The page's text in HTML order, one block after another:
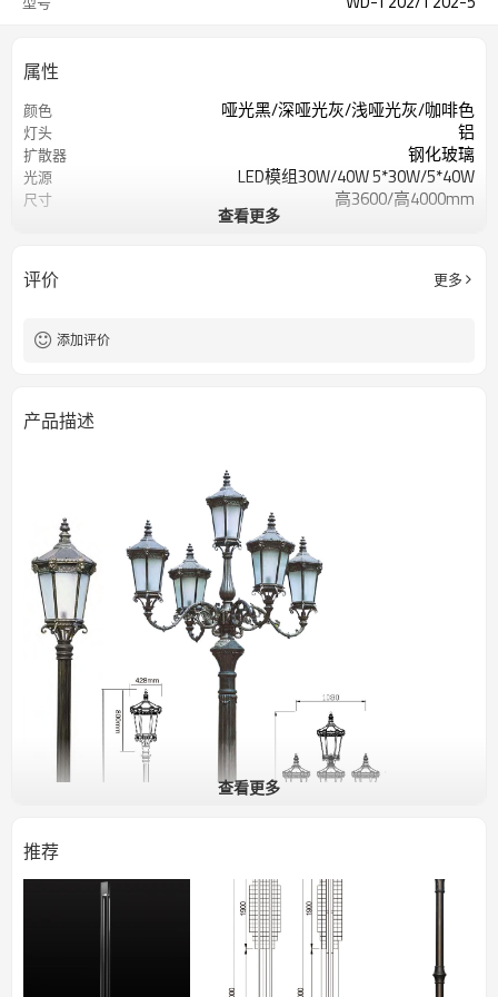
属性
颜色 哑光黑/深哑光灰/浅哑光灰/咖啡色
灯头 铝
扩散器 钢化玻璃
光源 LED模组30W/40W 5*30W/5*40W
尺寸 高3600/高4000mm
输入电压
电源供应商： Meawell/Moso/完成/Ledfriend/
查看更多
评价 更多
添加评价
产品描述
查看更多
推荐